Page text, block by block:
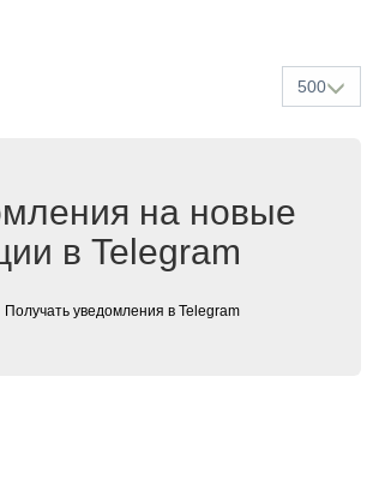
500
на новые
в Telegram
Получать уведомления в Telegram